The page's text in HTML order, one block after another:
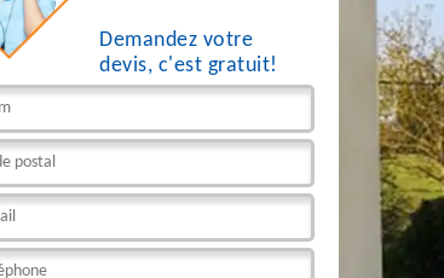
Demandez votre
devis, c'est gratuit!